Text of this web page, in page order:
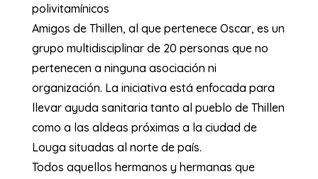
polivitamínicos
Amigos de Thillen, al que pertenece Oscar, es un
grupo multidisciplinar de 20 personas que no
pertenecen a ninguna asociación ni
organización. La iniciativa está enfocada para
llevar ayuda sanitaria tanto al pueblo de Thillen
como a las aldeas próximas a la ciudad de
Louga situadas al norte de país.
Todos aquellos hermanos y hermanas que